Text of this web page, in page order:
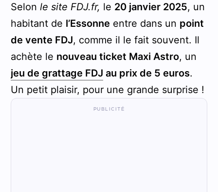
Selon le site FDJ.fr, le 20 janvier 2025, un
habitant de l’Essonne entre dans un point
de vente FDJ, comme il le fait souvent. Il
achète le nouveau ticket Maxi Astro, un
jeu de grattage FDJ au prix de 5 euros.
Un petit plaisir, pour une grande surprise !